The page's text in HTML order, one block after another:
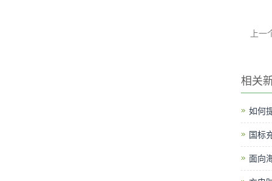
上一
相关
如何
国标
面向